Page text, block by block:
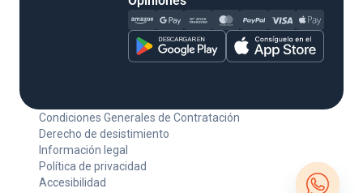
Condiciones Generales de Contratación
Derecho de desistimiento
Información legal
Política de privacidad
Accesibilidad